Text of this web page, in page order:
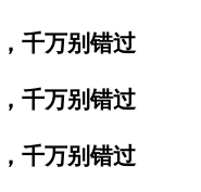
千万别错过
千万别错过
千万别错过